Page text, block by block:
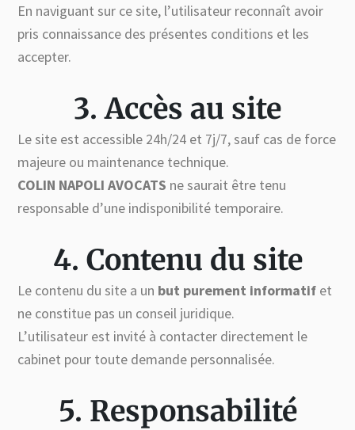
En naviguant sur ce site, l’utilisateur reconnaît avoir
pris connaissance des présentes conditions et les
accepter.
3. Accès au site
Le site est accessible 24h/24 et 7j/7, sauf cas de force
majeure ou maintenance technique.
COLIN NAPOLI AVOCATS ne saurait être tenu
responsable d’une indisponibilité temporaire.
4. Contenu du site
Le contenu du site a un but purement informatif et
ne constitue pas un conseil juridique.
L’utilisateur est invité à contacter directement le
cabinet pour toute demande personnalisée.
5. Responsabilité